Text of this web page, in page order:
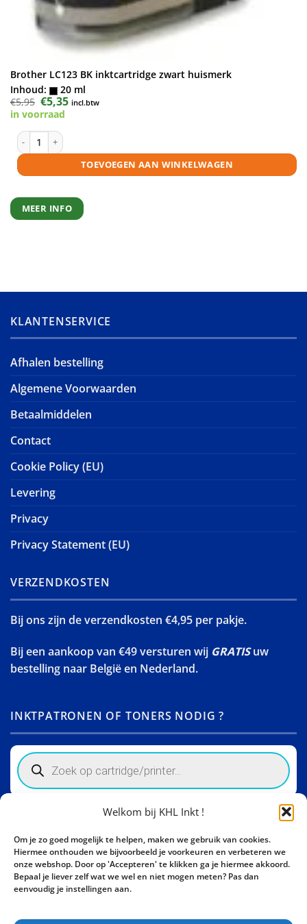
Welkom bij KHL Inkt !
Om je zo goed mogelijk te helpen, maken we gebruik van cookies.
Hiermee onthouden we bijvoorbeeld je voorkeuren en verbeteren we
onze webshop. Door op 'Accepteren' te klikken ga je hiermee akkoord.
Bepaal je liever zelf wat we wel en niet mogen meten? Pas dan
eenvoudig je instellingen aan.
Brother LC123 BK inktcartridge zwart huismerk
Inhoud:
20 ml
€5,95 Oorspronkelijke
prijs
was:
€5,35Huidige
prijs
incl.btw
in voorraad
Brother LC123 BK inktcartridge zwart huismerk aantal
TOEVOEGEN AAN WINKELWAGEN
MEER INFO
KLANTENSERVICE
Afhalen bestelling
Algemene Voorwaarden
Betaalmiddelen
Contact
Cookie Policy (EU)
Levering
Privacy
Privacy Statement (EU)
VERZENDKOSTEN
Bij ons zijn de verzendkosten €4,95 per pakje.
Bij een aankoop van €49 versturen wij GRATISuw
bestelling naar België en Nederland.
INKTPATRONEN OF TONERS NODIG ?
Products
search
Activity Invest BV - KHL, Kempische Steenweg 274
3500 Hasselt - België BE0862447190
Bel ons nu:+32 11 261499